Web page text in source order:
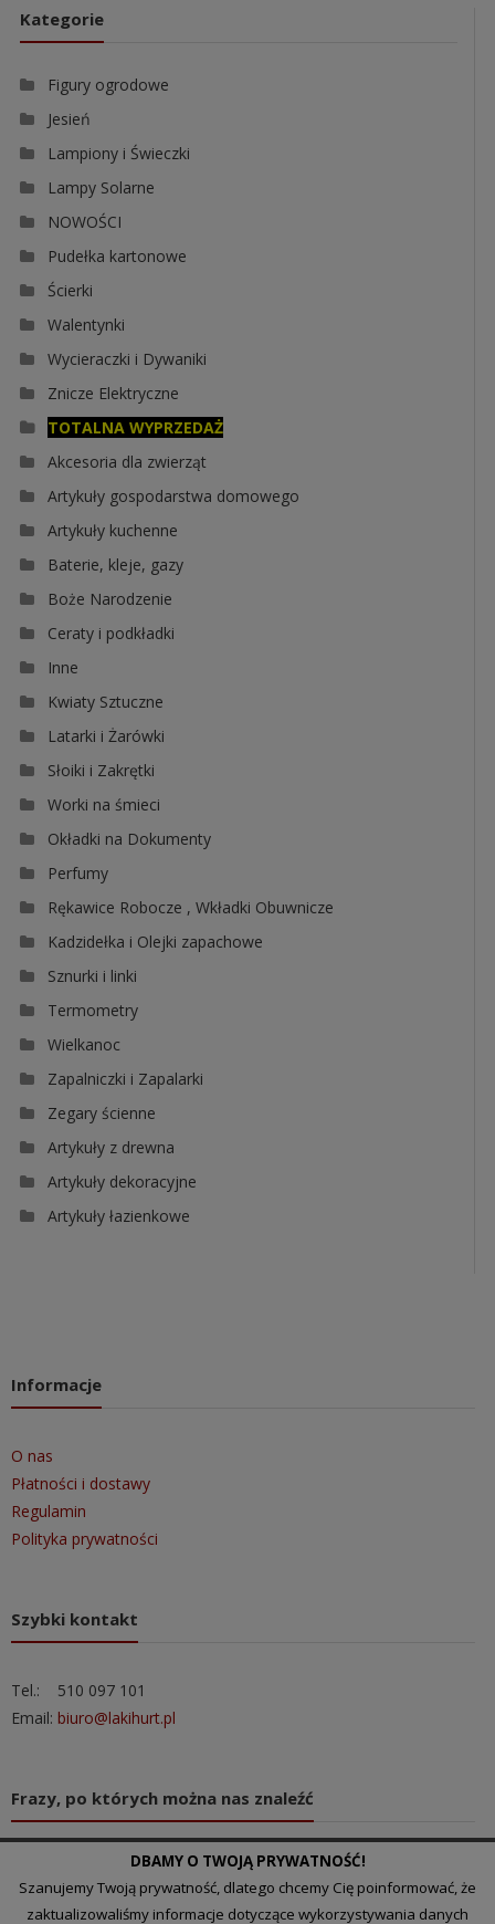
Kategorie
Figury ogrodowe
Jesień
Lampiony i Świeczki
Lampy Solarne
NOWOŚCI
Pudełka kartonowe
Ścierki
Walentynki
Wycieraczki i Dywaniki
Znicze Elektryczne
TOTALNA WYPRZEDAŻ
Akcesoria dla zwierząt
Artykuły gospodarstwa domowego
Artykuły kuchenne
Baterie, kleje, gazy
Boże Narodzenie
Ceraty i podkładki
Inne
Kwiaty Sztuczne
Latarki i Żarówki
Słoiki i Zakrętki
Worki na śmieci
Okładki na Dokumenty
Perfumy
Rękawice Robocze , Wkładki Obuwnicze
Kadzidełka i Olejki zapachowe
Sznurki i linki
Termometry
Wielkanoc
Zapalniczki i Zapalarki
Zegary ścienne
Artykuły z drewna
Artykuły dekoracyjne
Artykuły łazienkowe
Informacje
O nas
Płatności i dostawy
Regulamin
Polityka prywatności
Szybki kontakt
Tel.: 510 097 101
Email: biuro@lakihurt.pl
Frazy, po których można nas znaleźć
hurtownia chińska
hurtownia artykułów dekoracyjnych
DBAMY O TWOJĄ PRYWATNOŚĆ!
Szanujemy Twoją prywatność, dlatego chcemy Cię poinformować, że
zaktualizowaliśmy informacje dotyczące wykorzystywania danych